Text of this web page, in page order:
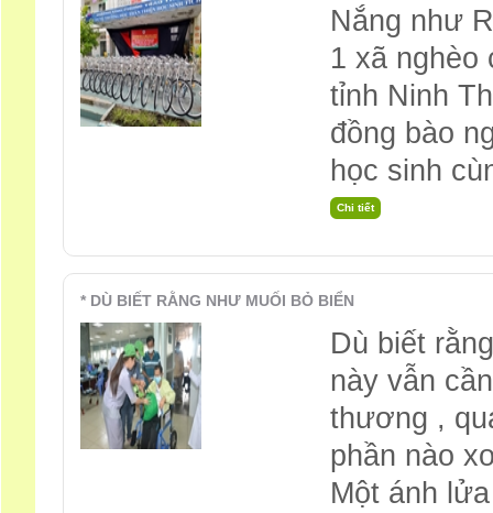
Nắng như
1 xã nghèo
tỉnh Ninh
đồng bào
học sinh
* DÙ BIẾT RẰNG NHƯ MUỐI BỎ BIỂN
Dù biết
này vẫn
thương ,
phần nào
Một ánh